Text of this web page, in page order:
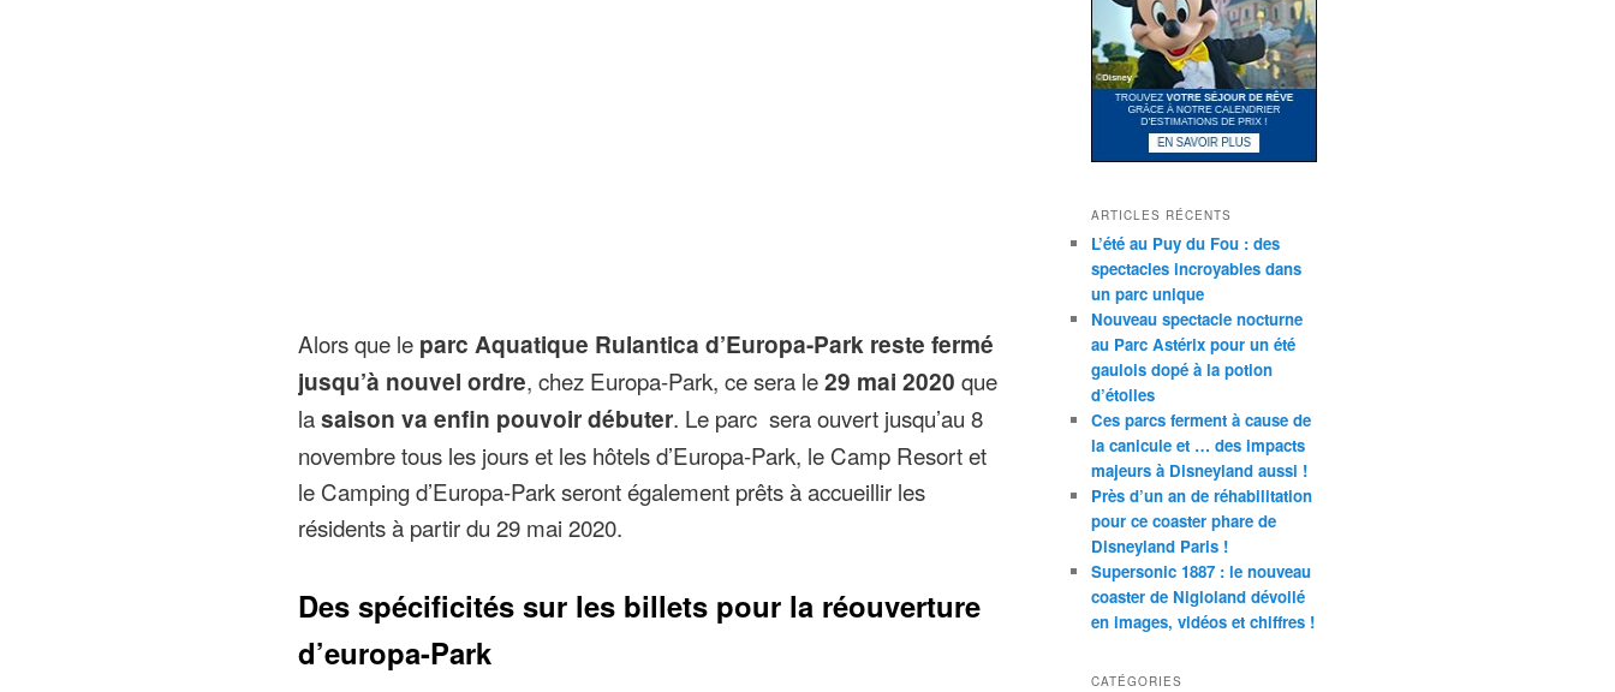
Alors que le parc Aquatique Rulantica d’Europa-Park reste fermé
jusqu’à nouvel ordre, chez Europa-Park, ce sera le29 mai 2020 que
lasaison va enfin pouvoir débuter. Le parc sera ouvert jusqu’au 8
novembre tous les jours et les hôtels d’Europa-Park, le Camp Resort et
le Camping d’Europa-Park seront également prêts à accueillir les
résidents à partir du 29 mai 2020.
Des spécificités sur les billets pour la réouverture
d’europa-Park
ARTICLES RÉCENTS
L’été au Puy du Fou : des
spectacles incroyables dans
un parc unique
Nouveau spectacle nocturne
au Parc Astérix pour un été
gaulois dopé à la potion
d’étoiles
Ces parcs ferment à cause de
la canicule et … des impacts
majeurs à Disneyland aussi !
Près d’un an de réhabilitation
pour ce coaster phare de
Disneyland Paris !
Supersonic 1887 : le nouveau
coaster de Nigloland dévoilé
en images, vidéos et chiffres !
CATÉGORIES